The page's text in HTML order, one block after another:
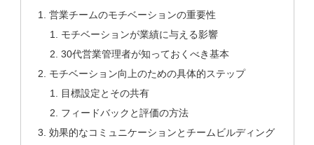
営業チームのモチベーションの重要性
モチベーションが業績に与える影響
30代営業管理者が知っておくべき基本
モチベーション向上のための具体的ステップ
目標設定とその共有
フィードバックと評価の方法
効果的なコミュニケーションとチームビルディング